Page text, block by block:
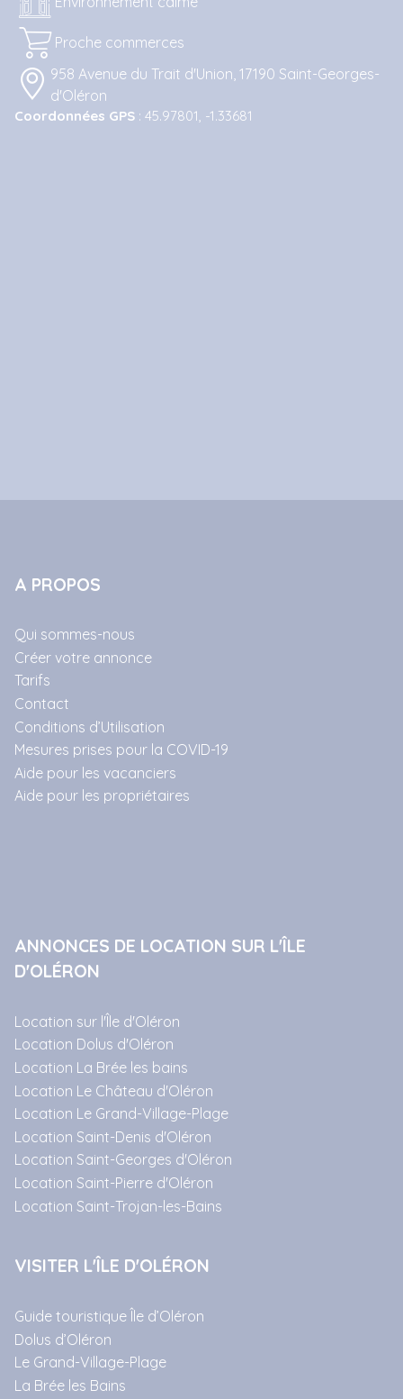
Proche commerces
958 Avenue du Trait d'Union, 17190 Saint-Georges-
d'Oléron
Coordonnées GPS : 45.97801, -1.33681
A PROPOS
Qui sommes-nous
Créer votre annonce
Tarifs
Contact
Conditions d’Utilisation
Mesures prises pour la COVID-19
Aide pour les vacanciers
Aide pour les propriétaires
ANNONCES DE LOCATION SUR L'ÎLE
D'OLÉRON
Location sur l'Île d'Oléron
Location Dolus d'Oléron
Location La Brée les bains
Location Le Château d'Oléron
Location Le Grand-Village-Plage
Location Saint-Denis d'Oléron
Location Saint-Georges d'Oléron
Location Saint-Pierre d'Oléron
Location Saint-Trojan-les-Bains
VISITER L'ÎLE D'OLÉRON
Guide touristique Île d’Oléron
Dolus d’Oléron
Le Grand-Village-Plage
La Brée les Bains